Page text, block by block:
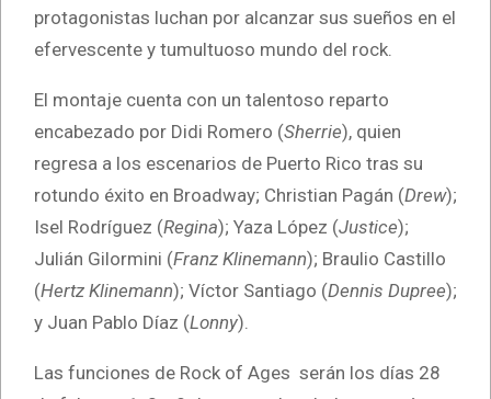
protagonistas luchan por alcanzar sus sueños en el
efervescente y tumultuoso mundo del rock.
El montaje cuenta con un talentoso reparto
encabezado por Didi Romero (Sherrie), quien
regresa a los escenarios de Puerto Rico tras su
rotundo éxito en Broadway; Christian Pagán (Drew);
Isel Rodríguez (Regina); Yaza López (Justice);
Julián Gilormini (Franz Klinemann); Braulio Castillo
(Hertz Klinemann); Víctor Santiago (Dennis Dupree);
y Juan Pablo Díaz (Lonny).
Las funciones de Rock of Ages serán los días 28